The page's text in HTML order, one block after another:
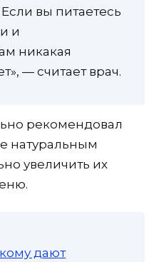
вы питаетесь
и
никакая
— считает врач.
рекомендовал
натуральным
увеличить их
дают